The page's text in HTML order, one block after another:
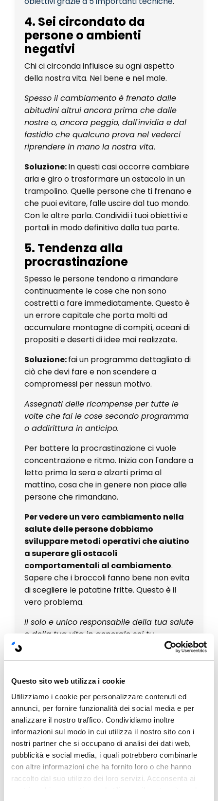
Questo sito web utilizza i cookie
Utilizziamo i cookie per personalizzare contenuti ed
annunci, per fornire funzionalità dei social media e per
analizzare il nostro traffico. Condividiamo inoltre
informazioni sul modo in cui utilizza il nostro sito con i
nostri partner che si occupano di analisi dei dati web,
pubblicità e social media, i quali potrebbero combinarle
con altre informazioni che ha fornito loro o che hanno
raccolto dal suo utilizzo dei loro servizi. Acconsenta ai
nostri cookie se continua ad utilizzare il nostro sito web.
4. Sei circondato da
persone o ambienti
negativi
Chi ci circonda influisce su ogni aspetto
della nostra vita. Nel bene e nel male.
Spesso il cambiamento è frenato dalle
abitudini altrui ancora prima che dalle
nostre o, ancora peggio, dall'invidia e dal
fastidio che qualcuno prova nel vederci
riprendere in mano la nostra vita.
Soluzione:In questi casi occorre cambiare
aria e giro o trasformare un ostacolo in un
trampolino. Quelle persone che ti frenano e
che puoi evitare, falle uscire dal tuo mondo.
Con le altre parla. Condividi i tuoi obiettivi e
portali in modo definitivo dalla tua parte.
5. Tendenza alla
procrastinazione
Spesso le persone tendono a rimandare
continuamente le cose che non sono
costretti a fare immediatamente. Questo è
un errore capitale che porta molti ad
accumulare montagne di compiti, oceani di
propositi e deserti di idee mai realizzate.
Soluzione:fai un programma dettagliato di
ciò che devi fare e non scendere a
compromessi per nessun motivo.
Assegnati delle ricompense per tutte le
volte che fai le cose secondo programma
o addirittura in anticipo.
Per battere la procrastinazione ci vuole
concentrazione e ritmo. Inizia con l'andare a
letto prima la sera e alzarti prima al
mattino, cosa che in genere non piace alle
persone che rimandano.
Per vedere un vero cambiamento nella
salute delle persone dobbiamo
sviluppare metodi operativi che aiutino
a superare gli ostacoli
comportamentali al cambiamento.
Sapere che i broccoli fanno bene non evita
di scegliere le patatine fritte. Questo è il
vero problema.
Il solo e unico responsabile della tua salute
e della tua vita in generale sei tu.
Tu devi sapere come gestirla. Puoi decidere
continuare a lamentarti per le cose che non
maniche e imparare a prendere in mano la
tua esistenza a partire da oggi.
Spesso il cambiamento è frenato dalle
abitudini altrui ancora prima che dalle
nostre o, ancora peggio, dall'invidia e dal
fastidio che qualcuno prova nel vederci
riprendere in mano la nostra vita.